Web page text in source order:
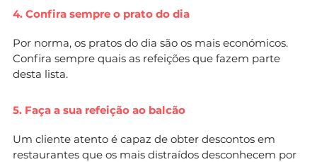
4. Confira sempre o prato do dia
Por norma, os pratos do dia são os mais económicos.
Confira sempre quais as refeições que fazem parte
desta lista.
5. Faça a sua refeição ao balcão
Um cliente atento é capaz de obter descontos em
restaurantes que os mais distraídos desconhecem por